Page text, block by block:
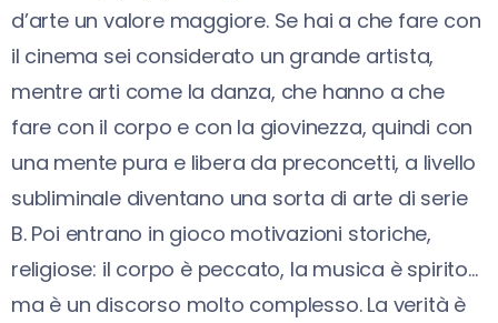
d’arte un valore maggiore. Se hai a che fare con
il cinema sei considerato un grande artista,
mentre arti come la danza, che hanno a che
fare con il corpo e con la giovinezza, quindi con
una mente pura e libera da preconcetti, a livello
subliminale diventano una sorta di arte di serie
B. Poi entrano in gioco motivazioni storiche,
religiose: il corpo è peccato, la musica è spirito…
ma è un discorso molto complesso. La verità è